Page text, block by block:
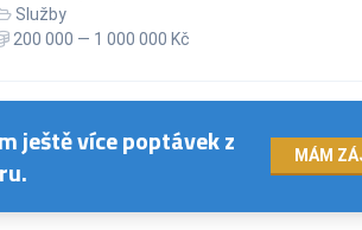
Služby
200 000 — 1 000 000 Kč
ještě více poptávek z
MÁM